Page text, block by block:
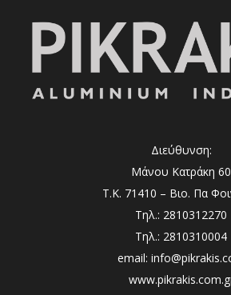
Διεύθυνση:
Μάνου Κατράκη 60
Τ.Κ. 71410 – Βιο. Πα
Τηλ.: 2810312270
Τηλ.: 2810310004
email: